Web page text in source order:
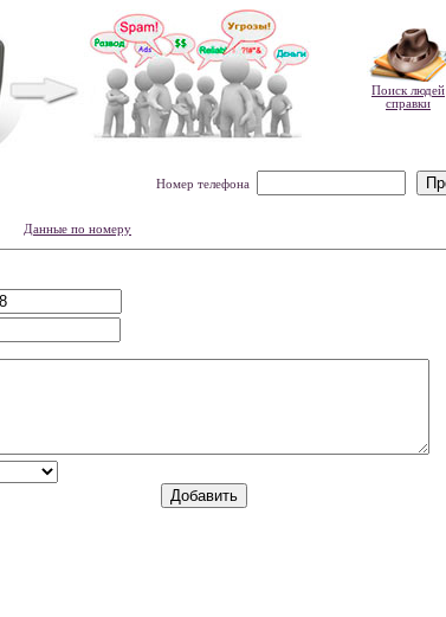
Поиск людей
справки
Номер телефона
Данные по номеру